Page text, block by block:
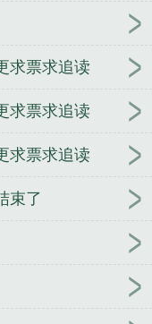
求票求追读
求票求追读
求票求追读
束了